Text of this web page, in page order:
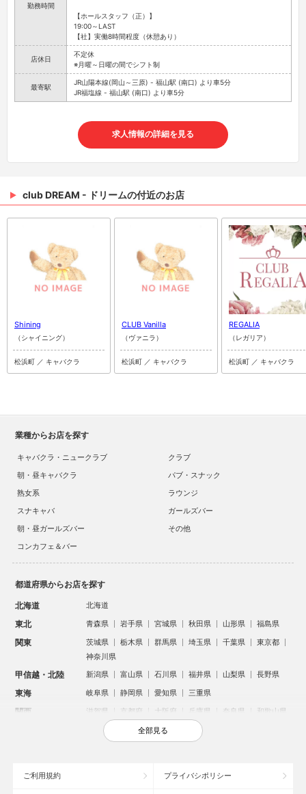
勤務時間
【ホールスタッフ（正）】
19:00～LAST
【社】実働8時間程度（休憩あり）
店休日
不定休
※月曜～日曜の間でシフト制
最寄駅
JR山陽本線(岡山～三原) - 福山駅 (南口) より車5分
JR福塩線 - 福山駅 (南口) より車5分
求人情報の詳細を見る
club DREAM - ドリームの付近のお店
Shining
（シャイニング）
松浜町 ／ キャバクラ
CLUB Vanilla
（ヴァニラ）
松浜町 ／ キャバクラ
REGALIA
（レガリア）
松浜町 ／ キャバクラ
業種からお店を探す
キャバクラ・ニュークラブ
クラブ
朝・昼キャバクラ
パブ・スナック
熟女系
ラウンジ
スナキャバ
ガールズバー
朝・昼ガールズバー
その他
コンカフェ＆バー
都道府県からお店を探す
北海道 北海道
東北 青森県 岩手県 宮城県 秋田県 山形県 福島県
関東 茨城県 栃木県 群馬県 埼玉県 千葉県
東京都
神奈川県
甲信越・北陸 新潟県 富山県 石川県 福井県 山梨県 長野県
東海 岐阜県 静岡県 愛知県 三重県
関西 滋賀県 京都府 大阪府 兵庫県 奈良県 和歌山県
鳥取県 島根県 岡山県 広島県
沖縄県
全部見る
ご利用規約 プライバシポリシー